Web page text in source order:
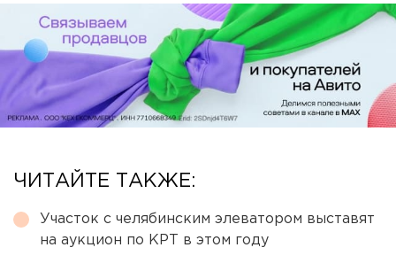
ЧИТАЙТЕ ТАКЖЕ:
Участок с челябинским элеватором выставят
на аукцион по КРТ в этом году